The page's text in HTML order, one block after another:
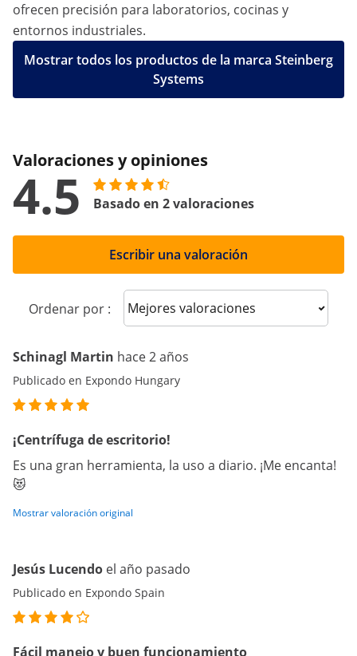
ofrecen precisión para laboratorios, cocinas y
entornos industriales.
Mostrar todos los productos de la marca Steinberg
Systems
Valoraciones y opiniones
4.5 Basado en 2 valoraciones
Escribir una valoración
Ordenar por : Sort reviews
Schinagl Martin hace 2 años
Publicado en Expondo Hungary
¡Centrífuga de escritorio!
Es una gran herramienta, la uso a diario. ¡Me encanta!
😻
Mostrar valoración original
Jesús Lucendo el año pasado
Publicado en Expondo Spain
Fácil manejo y buen funcionamiento